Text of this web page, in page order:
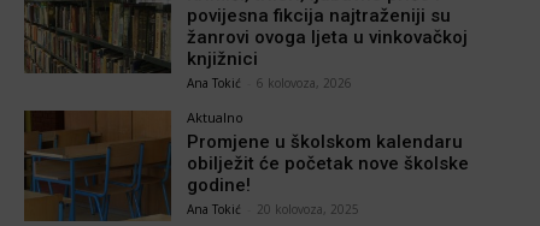
povijesna fikcija najtraženiji su
žanrovi ovoga ljeta u vinkovačkoj
knjižnici
Ana Tokić 6 kolovoza, 2026
Aktualno
Promjene u školskom kalendaru
obilježit će početak nove školske
godine!
Ana Tokić 20 kolovoza, 2025